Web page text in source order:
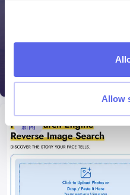
Allow
各种骗局、误导性信息和虚
的决定。结果，你可能会带
束假期。下面就来看看，**
你的旅行体验，帮助你避开
06.07.2026
新闻